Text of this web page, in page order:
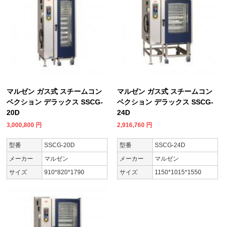
マルゼン ガス式 スチームコン
ベクション デラックス SSCG-
20D
3,000,800 円
型番
SSCG-20D
メーカー
マルゼン
サイズ
910*820*1790
マルゼン ガス式 スチームコン
ベクション デラックス SSCG-
24D
2,916,760 円
型番
SSCG-24D
メーカー
マルゼン
サイズ
1150*1015*1550